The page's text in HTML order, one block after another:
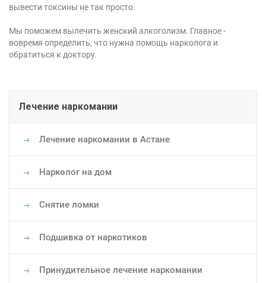
Основная
навигация
Лечение наркомании
Лечение наркомании в Астане
Нарколог на дом
Снятие ломки
Подшивка от наркотиков
Принудительное лечение наркомании
вывести токсины не так просто.
Мы поможем вылечить женский алкоголизм. Главное -
вовремя определить, что нужна помощь нарколога и
обратиться к доктору.